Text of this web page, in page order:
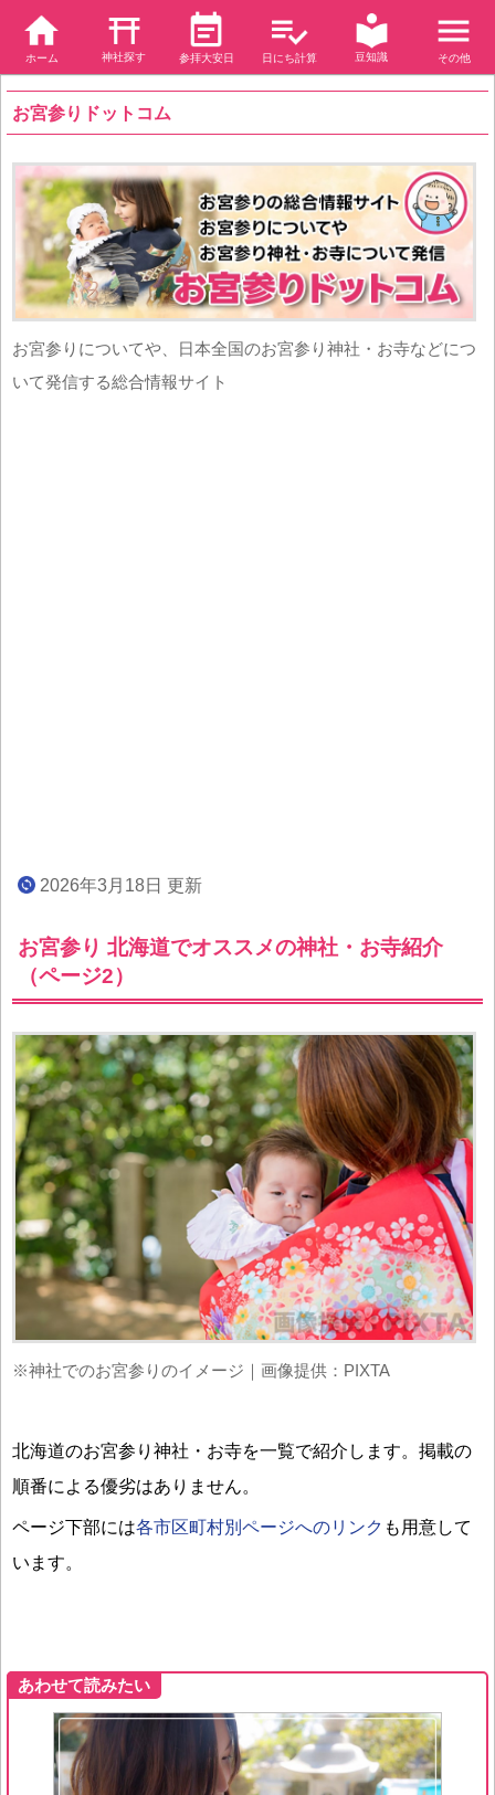
ホーム 神社探す 参拝大安日 日にち計算 豆知識 その他
お宮参りドットコム
お宮参りについてや、日本全国のお宮参り神社・お寺などにつ
いて発信する総合情報サイト
2026年3月18日 更新
お宮参り 北海道でオススメの神社・お寺紹介
（ページ2）
※神社でのお宮参りのイメージ｜画像提供：PIXTA
北海道のお宮参り神社・お寺を一覧で紹介します。掲載の
順番による優劣はありません。
ページ下部には各市区町村別ページへのリンク も用意して
います。
あわせて読みたい